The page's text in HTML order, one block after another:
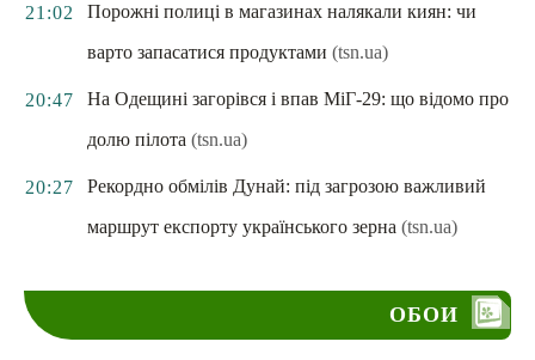
21:02
Порожні полиці в магазинах налякали киян: чи
варто запасатися продуктами (tsn.ua)
20:47
На Одещині загорівся і впав МіГ-29: що відомо про
долю пілота (tsn.ua)
20:27
Рекордно обмілів Дунай: під загрозою важливий
маршрут експорту українського зерна (tsn.ua)
ОБОИ